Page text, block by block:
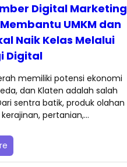
Digital Marketing
UMKM dan
Naik Kelas Melalui
Digital
memiliki potensi ekonomi
dan Klaten adalah salah
sentra batik, produk olahan
pertanian,…